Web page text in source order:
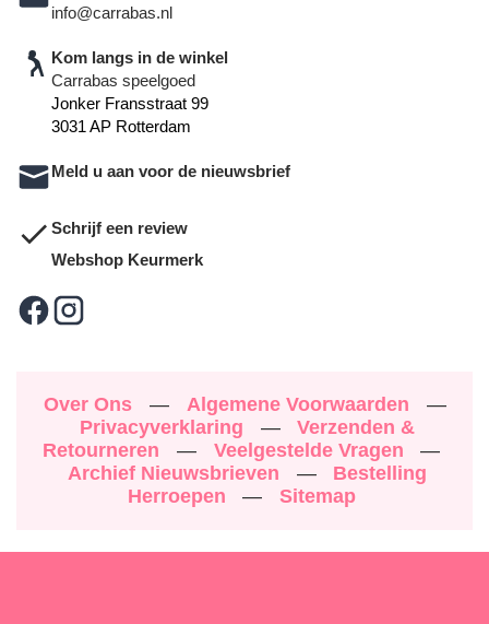
info@carrabas.nl
Kom langs in de winkel
Carrabas speelgoed
Jonker Fransstraat 99
3031 AP Rotterdam
Meld u aan voor de nieuwsbrief
Schrijf een review
Webshop Keurmerk
Over Ons — Algemene Voorwaarden
—
Privacyverklaring
—
Verzenden &
Retourneren
— Veelgestelde Vragen
—
Archief Nieuwsbrieven
—
Bestelling
Herroepen
— Sitemap